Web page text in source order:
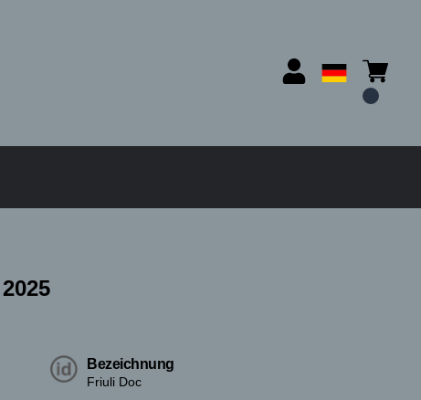
Bezeichnung
Friuli Doc